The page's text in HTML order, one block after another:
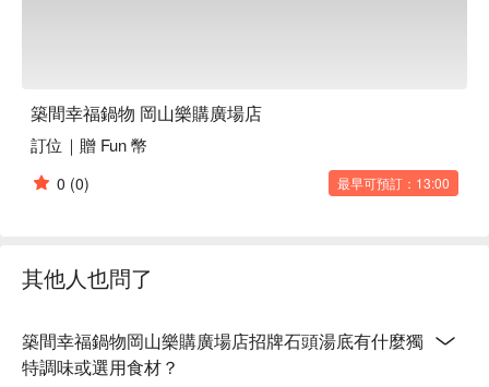
築間幸福鍋物 岡山樂購廣場店
訂位｜贈 Fun 幣
0 (0) 最早可預訂：13:00
其他人也問了
築間幸福鍋物岡山樂購廣場店招牌石頭湯底有什麼獨
特調味或選用食材？